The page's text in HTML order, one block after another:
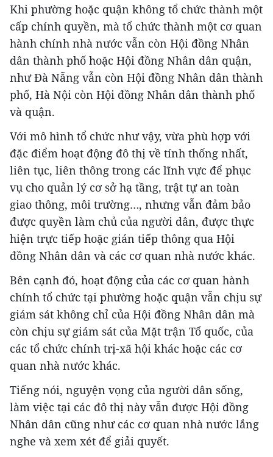
Khi phường hoặc quận không tổ chức thành một
cấp chính quyền, mà tổ chức thành một cơ quan
hành chính nhà nước vẫn còn Hội đồng Nhân
dân thành phố hoặc Hội đồng Nhân dân quận,
như Đà Nẵng vẫn còn Hội đồng Nhân dân thành
phố, Hà Nội còn Hội đồng Nhân dân thành phố
và quận.
Với mô hình tổ chức như vậy, vừa phù hợp với
đặc điểm hoạt động đô thị về tính thống nhất,
liên tục, liên thông trong các lĩnh vực để phục
vụ cho quản lý cơ sở hạ tầng, trật tự an toàn
giao thông, môi trường…, nhưng vẫn đảm bảo
được quyền làm chủ của người dân, được thực
hiện trực tiếp hoặc gián tiếp thông qua Hội
đồng Nhân dân và các cơ quan nhà nước khác.
Bên cạnh đó, hoạt động của các cơ quan hành
chính tổ chức tại phường hoặc quận vẫn chịu sự
giám sát không chỉ của Hội đồng Nhân dân mà
còn chịu sự giám sát của Mặt trận Tổ quốc, của
các tổ chức chính trị-xã hội khác hoặc các cơ
quan nhà nước khác.
Tiếng nói, nguyện vọng của người dân sống,
làm việc tại các đô thị này vẫn được Hội đồng
Nhân dân cũng như các cơ quan nhà nước lắng
nghe và xem xét để giải quyết.